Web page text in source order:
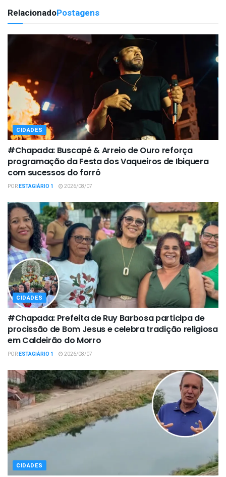
RelacionadoPostagens
CIDADES
#Chapada: Buscapé & Arreio de Ouro reforça
programação da Festa dos Vaqueiros de Ibiquera
com sucessos do forró
PORESTAGIÁRIO 1 2026/08/07
CIDADES
#Chapada: Prefeita de Ruy Barbosa participa de
procissão de Bom Jesus e celebra tradição religiosa
em Caldeirão do Morro
PORESTAGIÁRIO 1 2026/08/07
CIDADES